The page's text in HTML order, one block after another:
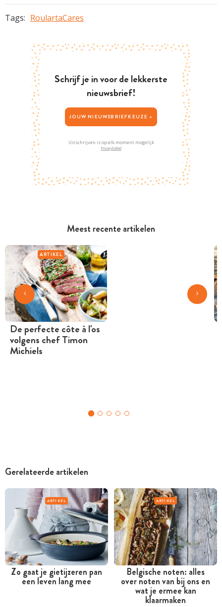
Meest recente artikelen
ARTIKEL
De perfecte côte à l'os
volgens chef Timon
Michiels
Tags: RoulartaCares
Schrijf je in voor de lekkerste
nieuwsbrief!
JOUW NIEUWSBRIEFKEUZE >
Uitschrijven is op elk moment mogelijk
Privacybeleid
Gerelateerde artikelen
ARTIKEL
Zo gaat je gietijzeren pan
een leven lang mee
ARTIKEL
Belgische noten: alles
over noten van bij ons en
wat je ermee kan
klaarmaken